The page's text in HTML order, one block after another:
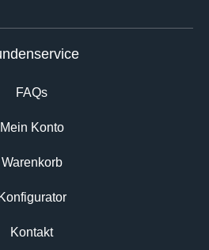
FAQs
Mein Konto
Warenkorb
Konfigurator
Kontakt